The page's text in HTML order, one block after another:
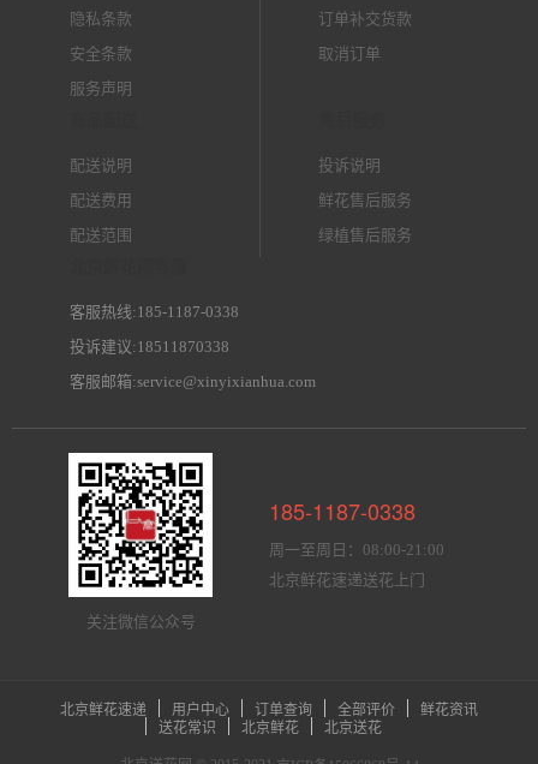
隐私条款
安全条款
服务声明
订单补交货款
取消订单
配送说明
配送费用
配送范围
投诉说明
鲜花售后服务
绿植售后服务
客服热线:185-1187-0338
投诉建议:18511870338
客服邮箱:service@xinyixianhua.com
关注微信公众号
185-1187-0338
周一至周日：08:00-21:00
北京鲜花速递送花上门
北京鲜花速递 用户中心 订单查询 全部评价
鲜花资讯
送花常识
北京鲜花 北京送花